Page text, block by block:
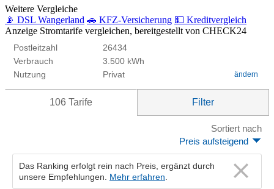
Weitere Vergleiche
📡 DSL Wangerland 🚗 KFZ-Versicherung 💵 Kreditvergleich
Anzeige Stromtarife vergleichen, bereitgestellt von CHECK24